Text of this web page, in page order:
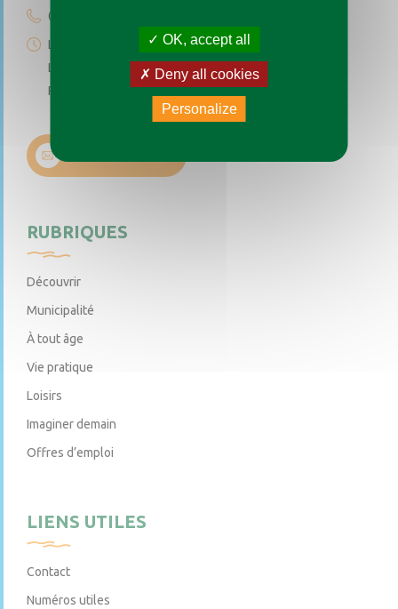
02 41 77 04 49
Lundi au vendredi de 9h à 12h
Le premier et troisième samedi du mois de 9h à 12h
Permanence téléphonique de 14h à 17h (sauf samedi)
RUBRIQUES
Découvrir
Municipalité
À tout âge
Vie pratique
Loisirs
Imaginer demain
Offres d’emploi
LIENS UTILES
Contact
Numéros utiles
OK, accept all
Deny all cookies
Personalize